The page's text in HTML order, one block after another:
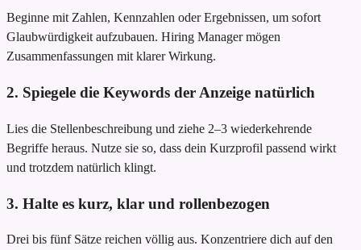
Beginne mit Zahlen, Kennzahlen oder Ergebnissen, um sofort
Glaubwürdigkeit aufzubauen. Hiring Manager mögen
Zusammenfassungen mit klarer Wirkung.
2. Spiegele die Keywords der Anzeige natürlich
Lies die Stellenbeschreibung und ziehe 2–3 wiederkehrende
Begriffe heraus. Nutze sie so, dass dein Kurzprofil passend wirkt
und trotzdem natürlich klingt.
3. Halte es kurz, klar und rollenbezogen
Drei bis fünf Sätze reichen völlig aus. Konzentriere dich auf den